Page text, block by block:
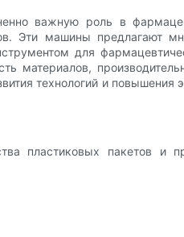
важную роль в
Эти машины предлагают
для
материалов,
технологий и
пластиковых пакетов